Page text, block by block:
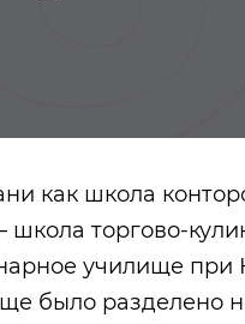
как школа
школа торгово-
училище при
было разделено